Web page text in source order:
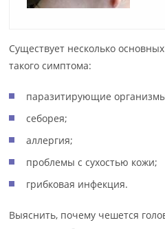
Существует несколько
такого симптома:
паразитирующие
себорея;
аллергия;
проблемы с сухостью кожи;
грибковая инфекция.
Выяснить, почему чешется